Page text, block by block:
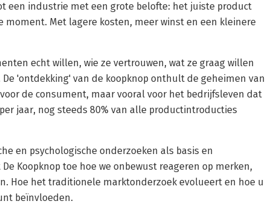
een industrie met een grote belofte: het juiste product
moment. Met lagere kosten, meer winst en een kleinere
echt willen, wie ze vertrouwen, wat ze graag willen
'ontdekking' van de koopknop onthult de geheimen van
de consument, maar vooral voor het bedrijfsleven dat
jaar, nog steeds 80% van alle productintroducties
en psychologische onderzoeken als basis en
Koopknop toe hoe we onbewust reageren op merken,
Hoe het traditionele marktonderzoek evolueert en hoe u
beïnvloeden.